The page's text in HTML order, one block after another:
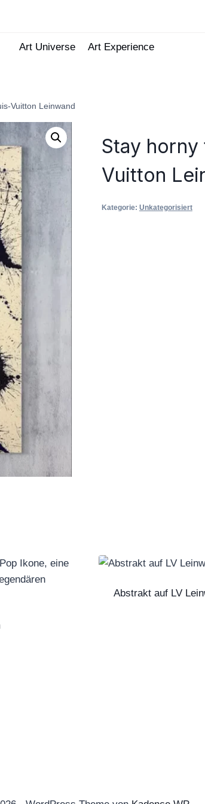
Art Universe Art Experience
Vuitton Leinwand
Stay
Vuitton
Kategorie: Unkategorisiert
Abstrakt auf LV